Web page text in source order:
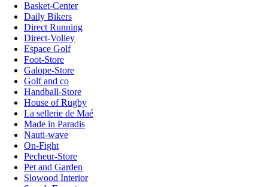
Basket-Center
Daily Bikers
Direct Running
Direct-Volley
Espace Golf
Foot-Store
Galope-Store
Golf and co
Handball-Store
House of Rugby
La sellerie de Maé
Made in Paradis
Nauti-wave
On-Fight
Pecheur-Store
Pet and Garden
Slowood Interior